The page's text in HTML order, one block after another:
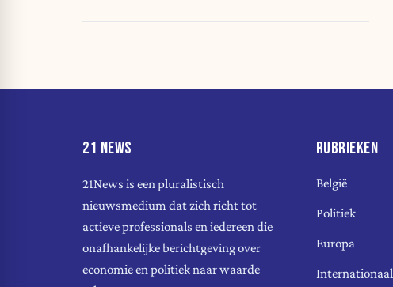
21 NEWS
21News is een pluralistisch
nieuwsmedium dat zich richt tot
actieve professionals en iedereen die
onafhankelijke berichtgeving over
economie en politiek naar waarde
RUBRIEKEN
België
Politiek
Europa
Internationaal